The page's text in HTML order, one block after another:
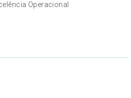
Operacional